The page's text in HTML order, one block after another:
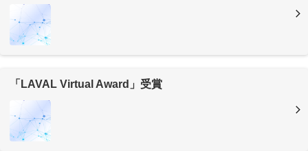
「LAVAL Virtual Award」受賞